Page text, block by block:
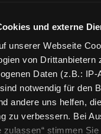
und externe
unserer Webseite
von Drittanbietern
Daten (z.B.: IP-
notwendig für den
andere uns helfen,
zu verbessern. Bei
zulassen“ stimmen Sie
UND
zum